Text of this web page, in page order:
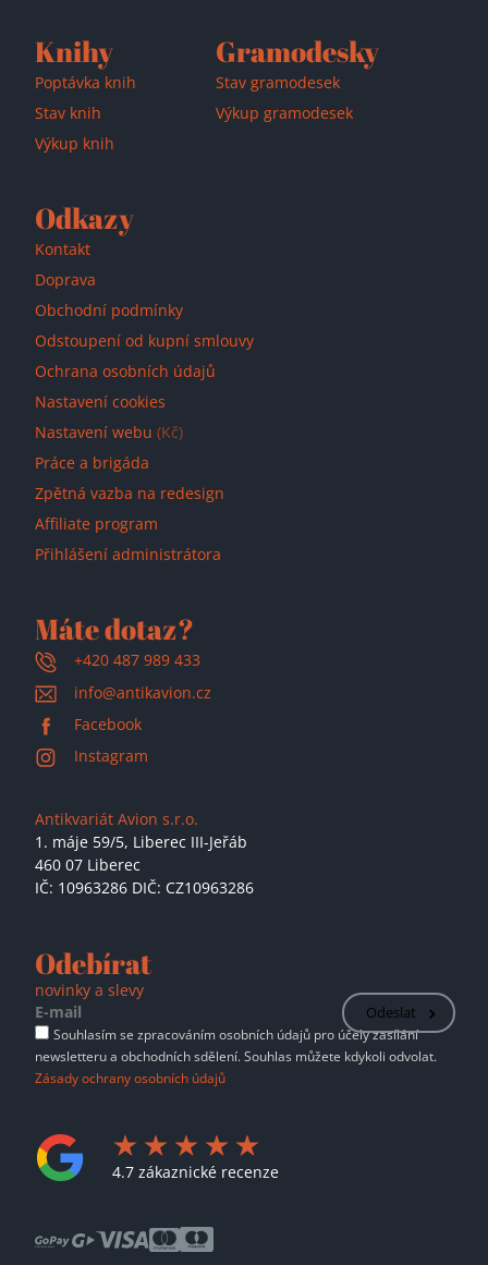
Přidáno do košíku!
Knihy
Poptávka knih
Stav knih
Výkup knih
Gramodesky
Stav gramodesek
Výkup gramodesek
Odkazy
Kontakt
Doprava
Obchodní podmínky
Odstoupení od kupní smlouvy
Ochrana osobních údajů
Nastavení cookies
Nastavení webu (Kč)
Práce a brigáda
Zpětná vazba na redesign
Affiliate program
Přihlášení administrátora
Máte dotaz?
+420 487 989 433
info@antikavion.cz
Facebook
Instagram
Antikvariát Avion s.r.o.
1. máje 59/5, Liberec III-Jeřáb
460 07 Liberec
IČ: 10963286 DIČ: CZ10963286
Odebírat
novinky a slevy
Odeslat
Souhlasím se zpracováním osobních údajů pro účely zasílání
newsletteru a obchodních sdělení. Souhlas můžete kdykoli odvolat.
Zásady ochrany osobních údajů
4.7 zákaznické recenze